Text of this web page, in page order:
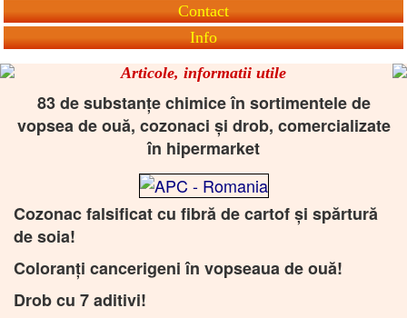
Contact
Info
Articole, informatii utile
83 de substanțe chimice în sortimentele de
vopsea de ouă, cozonaci și drob, comercializate
în hipermarket
Cozonac falsificat cu fibră de cartof și spărtură
de soia!
Coloranți cancerigeni în vopseaua de ouă!
Drob cu 7 aditivi!